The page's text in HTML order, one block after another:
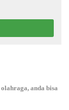
anda bisa